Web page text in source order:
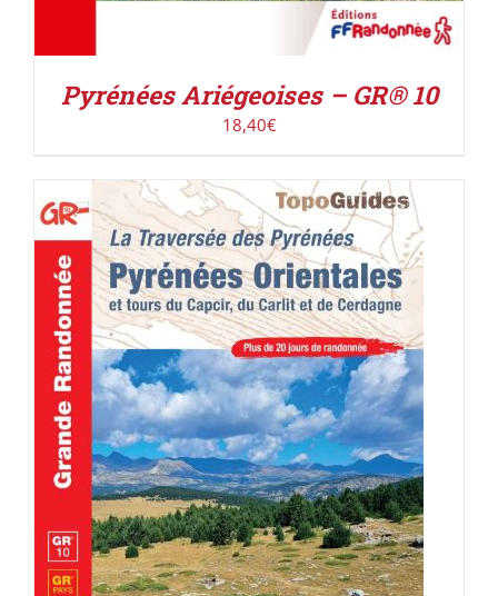
Pyrénées Ariégeoises – GR® 10
18,40€
AJOUTER AU PANIER / DÉTAILS